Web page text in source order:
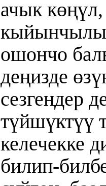
ачык көңүл,
ошончо
деңизде
сезгендер
түйшүктүү
келечекке
билип-